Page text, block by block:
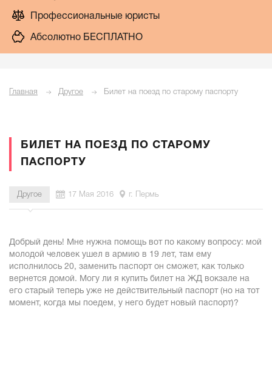
Профессиональные юристы
Абсолютно БЕСПЛАТНО
Главная Другое Билет на поезд по старому паспорту
БИЛЕТ НА ПОЕЗД ПО СТАРОМУ
ПАСПОРТУ
Другое 17 Мая 2016 г. Пермь
Добрый день! Мне нужна помощь вот по какому вопросу: мой
молодой человек ушел в армию в 19 лет, там ему
исполнилось 20, заменить паспорт он сможет, как только
вернется домой. Могу ли я купить билет на ЖД вокзале на
его старый теперь уже не действительный паспорт (но на тот
момент, когда мы поедем, у него будет новый паспорт)?